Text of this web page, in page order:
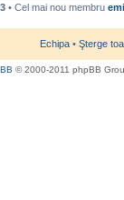
• Cel mai nou membru
Echipa • Şterge
© 2000-2011 phpBB